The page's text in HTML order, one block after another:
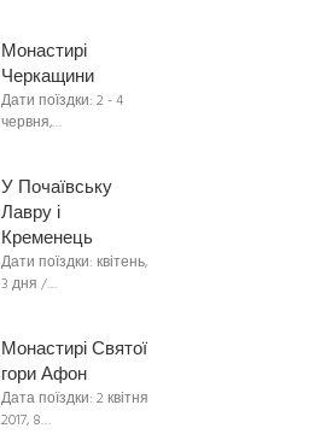
Монастирі
Черкащини
Дати поїздки: 2 - 4
червня,…
У Почаївську
Лавру і
Кременець
Дати поїздки: квітень,
3 дня /…
Монастирі Святої
гори Афон
Дата поїздки: 2 квітня
2017, 8…